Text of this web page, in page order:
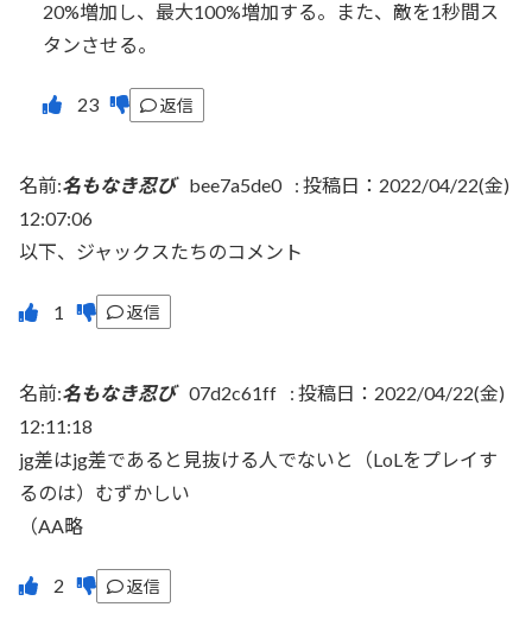
20%増加し、最大100%増加する。また、敵を1秒間ス
タンさせる。
返信
名前:名もなき忍び bee7a5de0 : 投稿日：2022/04/22(金)
12:07:06
以下、ジャックスたちのコメント
返信
名前:名もなき忍び 07d2c61ff : 投稿日：2022/04/22(金)
12:11:18
jg差はjg差であると見抜ける人でないと（LoLをプレイす
るのは）むずかしい
（AA略
返信